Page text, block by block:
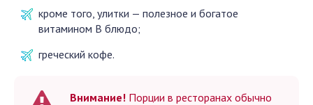
кроме того, улитки — полезное и богатое
витамином B блюдо;
греческий кофе.
Внимание! Порции в ресторанах обычно